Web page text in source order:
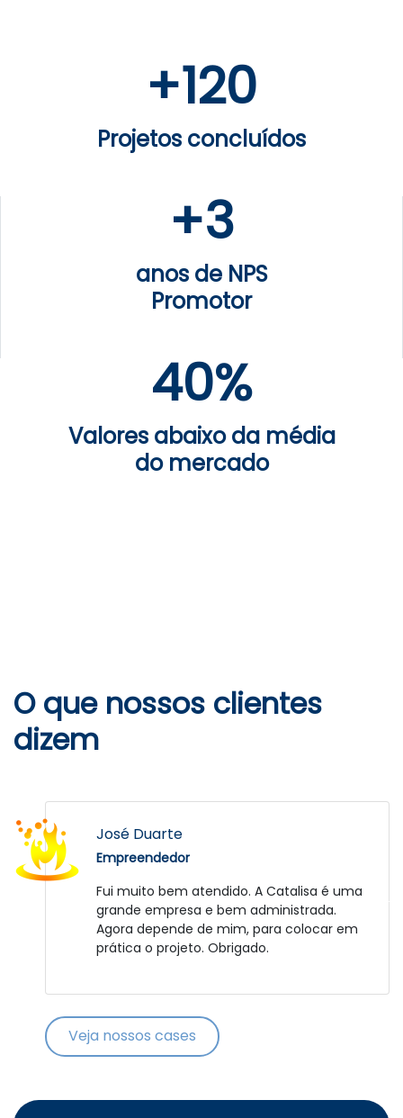
+120
Projetos concluídos
+3
anos de NPS
Promotor
40%
Valores abaixo da média
do mercado
O que nossos clientes
dizem
Daniel Strassburguer
Empreendedor
Fator que deve-se elogiar foi a paciência e
compreensão da equipe frente aos
desafios impostos pela peculiaridade do
projeto bem como no relacionamento com
experiência e carreira destes jovens que
claramente se mostraram especiais. Um
futuro brilhante os aguarda!!! Parabéns! :D
José Duarte
Empreendedor
Fui muito bem atendido. A Catalisa é uma
grande empresa e bem administrada.
Agora depende de mim, para colocar em
prática o projeto. Obrigado.
Veja nossos cases